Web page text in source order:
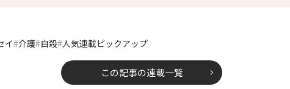
イ 介護 自殺 人気連載ピックアップ
この記事の連載一覧